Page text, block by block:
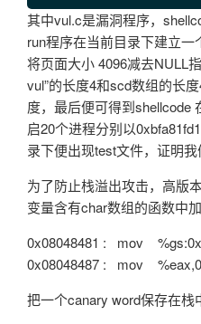
其中vul.c是漏洞程序，
run程序在当前目录下建立一
将页面大小 4096减去NULL
vul”的长度4和scd数组的长
度，最后便可得到shellcode
启20个进程分别以
录下便出现test文件，证明我
为了防止栈溢出攻击，高版
变量含有char数组的函数中
0x08048481 : mov
0x08048487 : mov
把一个canary word保存在栈